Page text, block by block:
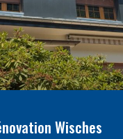
Wisches